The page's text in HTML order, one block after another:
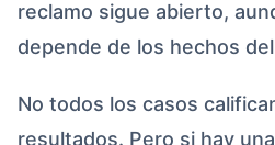
reclamo sigue abierto,
depende de los hechos
No todos los casos
resultados. Pero si hay